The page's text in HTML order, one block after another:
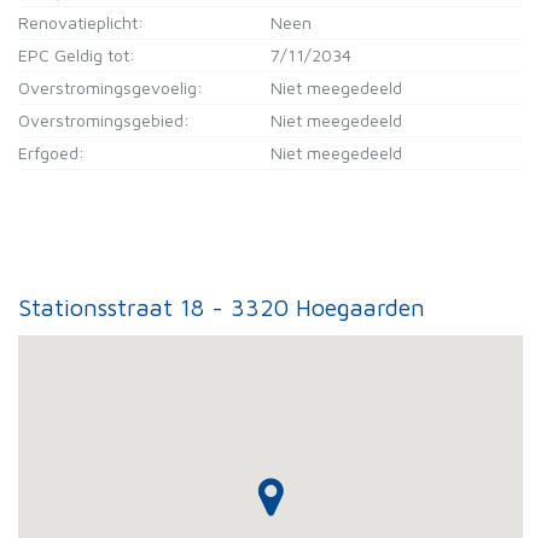
Renovatieplicht:
Neen
EPC Geldig tot:
7/11/2034
Overstromingsgevoelig:
Niet meegedeeld
Overstromingsgebied:
Niet meegedeeld
Erfgoed:
Niet meegedeeld
Stationsstraat 18 - 3320 Hoegaarden